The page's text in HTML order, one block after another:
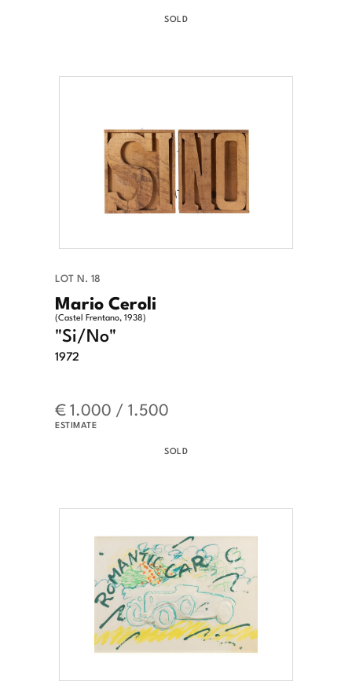
SOLD
LOT N. 18
Mario Ceroli
(Castel Frentano, 1938)
"Si/No"
1972
€ 1.000 / 1.500
ESTIMATE
SOLD